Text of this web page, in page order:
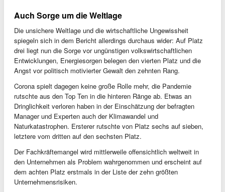
Auch Sorge um die Weltlage
Die unsichere Weltlage und die wirtschaftliche Ungewissheit
spiegeln sich in dem Bericht allerdings durchaus wider: Auf Platz
drei liegt nun die Sorge vor ungünstigen volkswirtschaftlichen
Entwicklungen, Energiesorgen belegen den vierten Platz und die
Angst vor politisch motivierter Gewalt den zehnten Rang.
Corona spielt dagegen keine große Rolle mehr, die Pandemie
rutschte aus den Top Ten in die hinteren Ränge ab. Etwas an
Dringlichkeit verloren haben in der Einschätzung der befragten
Manager und Experten auch der Klimawandel und
Naturkatastrophen. Ersterer rutschte von Platz sechs auf sieben,
letztere vom dritten auf den sechsten Platz.
Der Fachkräftemangel wird mittlerweile offensichtlich weltweit in
den Unternehmen als Problem wahrgenommen und erscheint auf
dem achten Platz erstmals in der Liste der zehn größten
Unternehmensrisiken.